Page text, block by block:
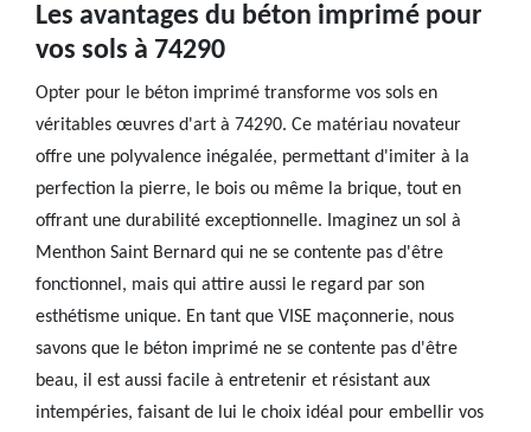
Les avantages du béton imprimé pour
vos sols à 74290
Opter pour le béton imprimé transforme vos sols en
véritables œuvres d'art à 74290. Ce matériau novateur
offre une polyvalence inégalée, permettant d'imiter à la
perfection la pierre, le bois ou même la brique, tout en
offrant une durabilité exceptionnelle. Imaginez un sol à
Menthon Saint Bernard qui ne se contente pas d'être
fonctionnel, mais qui attire aussi le regard par son
esthétisme unique. En tant que VISE maçonnerie, nous
savons que le béton imprimé ne se contente pas d'être
beau, il est aussi facile à entretenir et résistant aux
intempéries, faisant de lui le choix idéal pour embellir vos